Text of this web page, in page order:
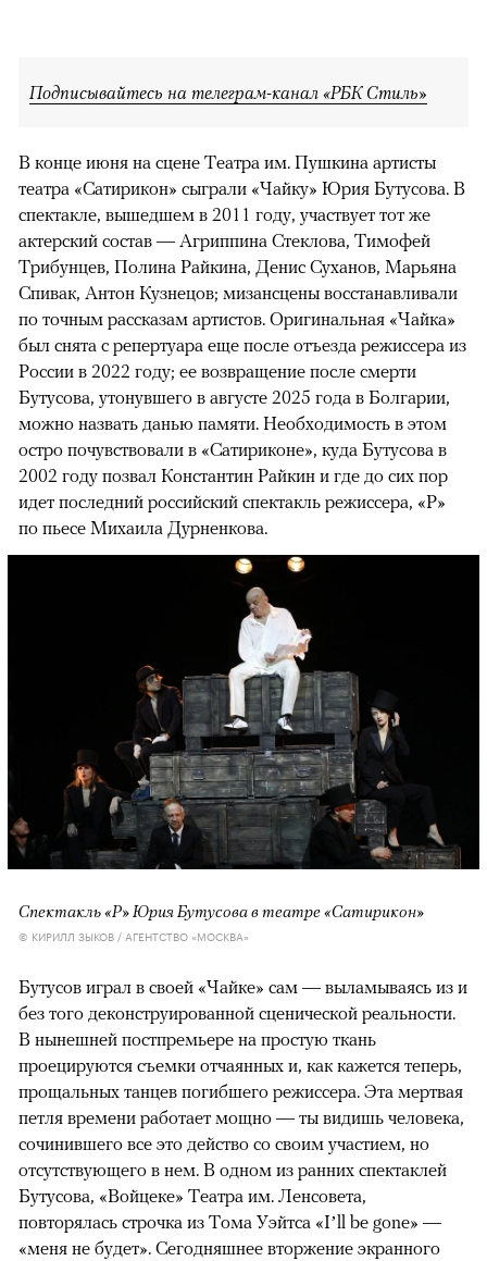
Подписывайтесь на телеграм-канал «РБК Стиль»
В конце июня на сцене Театра им. Пушкина артисты
театра «Сатирикон» сыграли «Чайку» Юрия Бутусова. В
спектакле, вышедшем в 2011 году, участвует тот же
актерский состав — Агриппина Стеклова, Тимофей
Трибунцев, Полина Райкина, Денис Суханов, Марьяна
Спивак, Антон Кузнецов; мизансцены восстанавливали
по точным рассказам артистов. Оригинальная «Чайка»
был снята с репертуара еще после отъезда режиссера из
России в 2022 году; ее возвращение после смерти
Бутусова, утонувшего в августе 2025 года в Болгарии,
можно назвать данью памяти. Необходимость в этом
остро почувствовали в «Сатириконе», куда Бутусова в
2002 году позвал Константин Райкин и где до сих пор
идет последний российский спектакль режиссера, «Р»
по пьесе Михаила Дурненкова.
Спектакль «Р» Юрия Бутусова в театре «Сатирикон»
© КИРИЛЛ ЗЫКОВ / АГЕНТСТВО «МОСКВА»
Бутусов играл в своей «Чайке» сам — выламываясь из и
без того деконструированной сценической реальности.
В нынешней постпремьере на простую ткань
проецируются съемки отчаянных и, как кажется теперь,
прощальных танцев погибшего режиссера. Эта мертвая
петля времени работает мощно — ты видишь человека,
сочинившего все это действо со своим участием, но
отсутствующего в нем. В одном из ранних спектаклей
Бутусова, «Войцеке» Театра им. Ленсовета,
повторялась строчка из Тома Уэйтса «I’ll be gone» —
«меня не будет». Сегодняшнее вторжение экранного